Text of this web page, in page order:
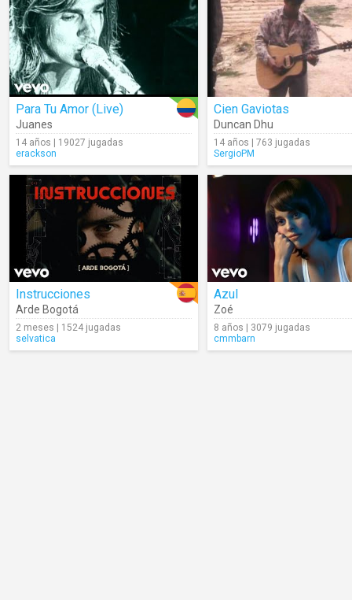
Para Tu Amor (Live)
Juanes
14 años | 19027 jugadas
erackson
Cien Gaviotas
Duncan Dhu
14 años | 763 jugadas
SergioPM
Instrucciones
Arde Bogotá
2 meses | 1524 jugadas
selvatica
Azul
Zoé
8 años | 3079 jugadas
cmmbarn